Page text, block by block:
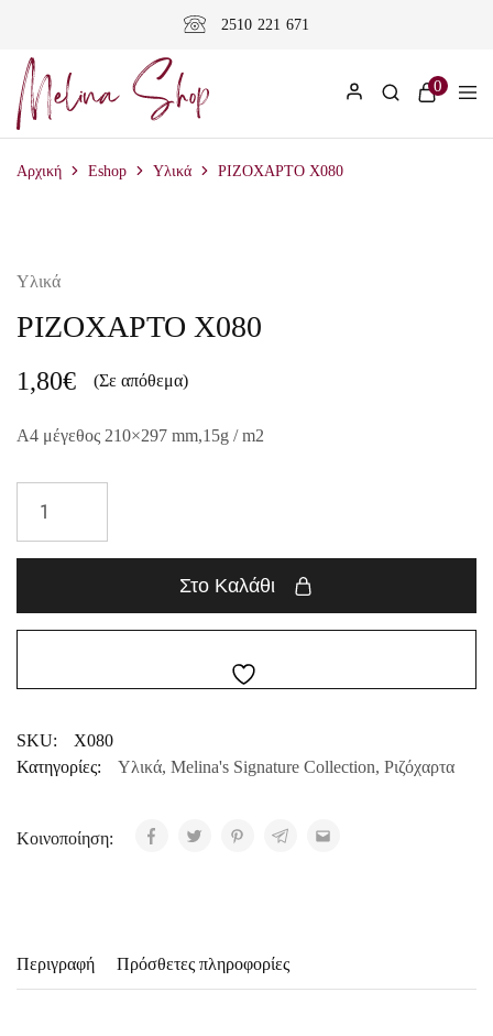
2510 221 671
0
Αρχική Eshop Υλικά ΡΙΖΟΧΑΡΤΟ X080
Υλικά
ΡΙΖΟΧΑΡΤΟ X080
1,80€ (Σε απόθεμα)
A4 μέγεθος 210×297 mm,15g / m2
Στο Καλάθι
SKU:
X080
Κατηγορίες:
Υλικά, Melina's Signature Collection, Ριζόχαρτα
Κοινοποίηση:
Περιγραφή Πρόσθετες πληροφορίες